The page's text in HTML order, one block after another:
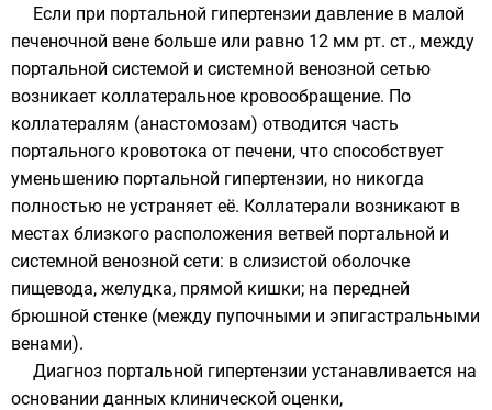
Если при портальной гипертензии давление в малой
печеночной вене больше или равно 12 мм рт. ст., между
портальной системой и системной венозной сетью
возникает коллатеральное кровообращение. По
коллатералям (анастомозам) отводится часть
портального кровотока от печени, что способствует
уменьшению портальной гипертензии, но никогда
полностью не устраняет её. Коллатерали возникают в
местах близкого расположения ветвей портальной и
системной венозной сети: в слизистой оболочке
пищевода, желудка, прямой кишки; на передней
брюшной стенке (между пупочными и эпигастральными
венами).
Диагноз портальной гипертензии устанавливается на
основании данных клинической оценки,